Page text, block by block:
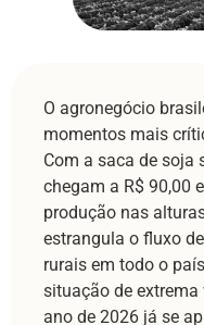
O agronegócio
momentos mais
Com a saca de soja
chegam a R$ 90,00
produção nas
estrangula o fluxo
rurais em todo o
situação de
ano de 2026 já se